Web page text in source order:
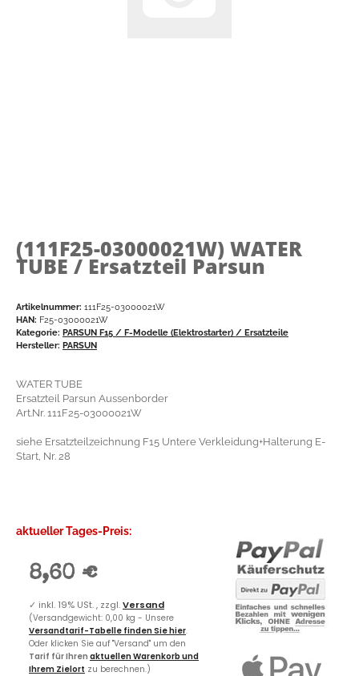
(111F25-03000021W) WATER
TUBE / Ersatzteil Parsun
Artikelnummer: 111F25-03000021W
HAN: F25-03000021W
Kategorie: PARSUN F15 / F-Modelle (Elektrostarter) / Ersatzteile
Hersteller: PARSUN
WATER TUBE
Ersatzteil Parsun Aussenborder
Art.Nr. 111F25-03000021W
siehe Ersatzteilzeichnung F15 Untere Verkleidung+Halterung E-
Start, Nr. 28
aktueller Tages-Preis:
8,60 €
✓ inkl. 19% USt. , zzgl.Versand
(Versandgewicht: 0,00 kg - Unsere
Versandtarif-Tabelle finden Sie hier.
Oder klicken Sie auf "Versand" um den
Tarif für Ihren aktuellen Warenkorb und
Ihrem Zielort zu berechnen.)